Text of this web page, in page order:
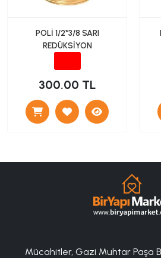
POLİ 1/2*3/8 SARI
REDÜKSİYON
300.00 TL
Mücahitler, Gazi Muhtar Paşa